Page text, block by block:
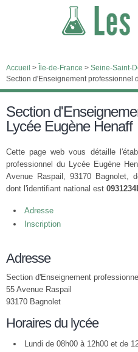
Accueil > Île-de-France > Seine-Saint-
Section d'Enseignement professionnel
Section
Lycée Eugène Henaff
Cette page web vous détaille
professionnel du Lycée Eugène
Avenue Raspail, 93170 Bagnolet,
dont l'identifiant national est
Adresse
Inscription
Adresse
Section d'Enseignement
55 Avenue Raspail
93170 Bagnolet
Horaires du lycée
Lundi de 08h00 à 12h00 et de